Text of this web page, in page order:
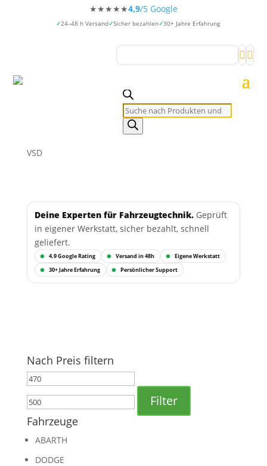
★★★★★4,9/5 Google
24–48 h Versand Sicher bezahlen 30+ Jahre Erfahrung


Products
search
VSD
Deine Experten für Fahrzeugtechnik.Geprüft
in eigener Werkstatt, sicher bezahlt, schnell
geliefert.
4.9 Google Rating Versand in 48h
Eigene Werkstatt
30+ Jahre Erfahrung
Persönlicher Support
Nach Preis filtern
Min.
Filter
Fahrzeuge
ABARTH
DODGE